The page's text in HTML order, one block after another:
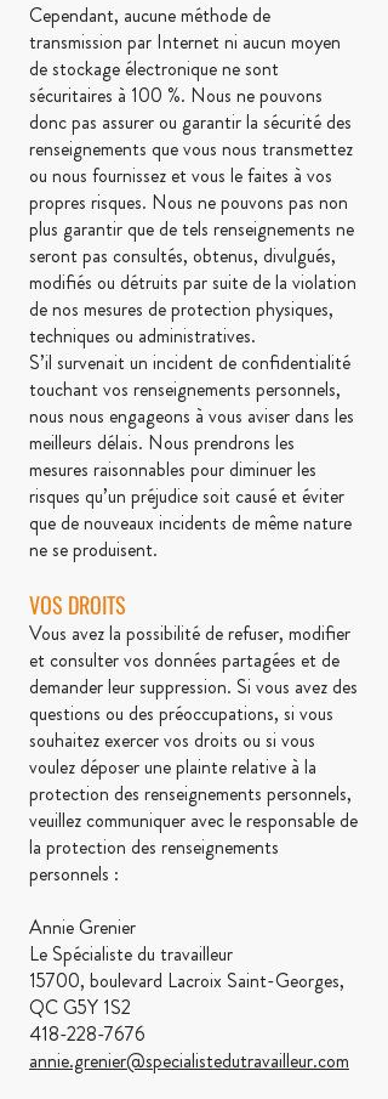
Cependant, aucune méthode de
transmission par Internet ni aucun moyen
de stockage électronique ne sont
sécuritaires à 100 %. Nous ne pouvons
donc pas assurer ou garantir la sécurité des
renseignements que vous nous transmettez
ou nous fournissez et vous le faites à vos
propres risques. Nous ne pouvons pas non
plus garantir que de tels renseignements ne
seront pas consultés, obtenus, divulgués,
modifiés ou détruits par suite de la violation
de nos mesures de protection physiques,
techniques ou administratives.
S’il survenait un incident de confidentialité
touchant vos renseignements personnels,
nous nous engageons à vous aviser dans les
meilleurs délais. Nous prendrons les
mesures raisonnables pour diminuer les
risques qu’un préjudice soit causé et éviter
que de nouveaux incidents de même nature
ne se produisent.
VOS DROITS
Vous avez la possibilité de refuser, modifier
et consulter vos données partagées et de
demander leur suppression. Si vous avez des
questions ou des préoccupations, si vous
souhaitez exercer vos droits ou si vous
voulez déposer une plainte relative à la
protection des renseignements personnels,
veuillez communiquer avec le responsable de
la protection des renseignements
personnels :
Annie Grenier
Le Spécialiste du travailleur
15700, boulevard Lacroix Saint-Georges,
QC G5Y 1S2
418-228-7676
annie.grenier@specialistedutravailleur.com